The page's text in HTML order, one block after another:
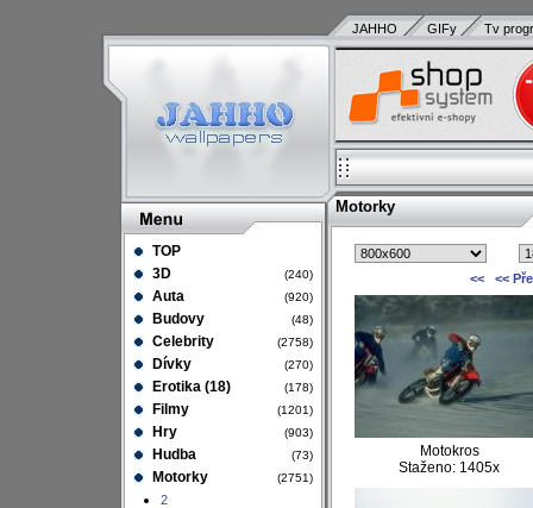
TOP
3D
(240)
Auta (920)
Budovy (48)
Celebrity (2758)
Dívky (270)
Erotika (18) (178)
Filmy (1201)
Hry (903)
Hudba (73)
Motorky (2751)
2
JAHHO GIFy Tv
Motorky
<< <<
Motokros
Staženo: 1405x